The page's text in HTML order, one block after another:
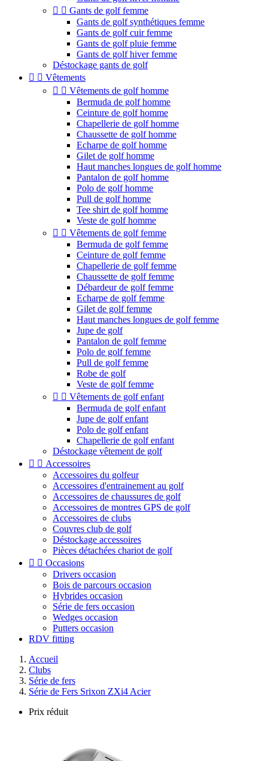
  Gants de golf femme
Gants de golf synthétiques femme
Gants de golf cuir femme
Gants de golf pluie femme
Gants de golf hiver femme
Déstockage gants de golf
  Vêtements
  Vêtements de golf homme
Bermuda de golf homme
Ceinture de golf homme
Chapellerie de golf homme
Chaussette de golf homme
Echarpe de golf homme
Gilet de golf homme
Haut manches longues de golf homme
Pantalon de golf homme
Polo de golf homme
Pull de golf homme
Tee shirt de golf homme
Veste de golf homme
  Vêtements de golf femme
Bermuda de golf femme
Ceinture de golf femme
Chapellerie de golf femme
Chaussette de golf femme
Débardeur de golf femme
Echarpe de golf femme
Gilet de golf femme
Haut manches longues de golf femme
Jupe de golf
Pantalon de golf femme
Polo de golf femme
Pull de golf femme
Robe de golf
Veste de golf femme
  Vêtements de golf enfant
Bermuda de golf enfant
Jupe de golf enfant
Polo de golf enfant
Chapellerie de golf enfant
Déstockage vêtement de golf
  Accessoires
Accessoires du golfeur
Accessoires d'entrainement au golf
Accessoires de chaussures de golf
Accessoires de montres GPS de golf
Accessoires de clubs
Couvres club de golf
Déstockage accessoires
Pièces détachées chariot de golf
  Occasions
Drivers occasion
Bois de parcours occasion
Hybrides occasion
Série de fers occasion
Wedges occasion
Putters occasion
RDV fitting
Accueil
Clubs
Série de fers
Série de Fers Srixon ZXi4 Acier
Prix réduit